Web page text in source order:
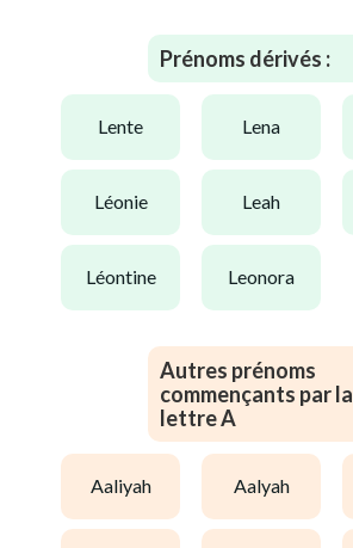
Prénoms dérivés :
lente lena
léonie leah
léontine leonora
Autres prénoms
commençants par la
lettre A
aaliyah aalyah